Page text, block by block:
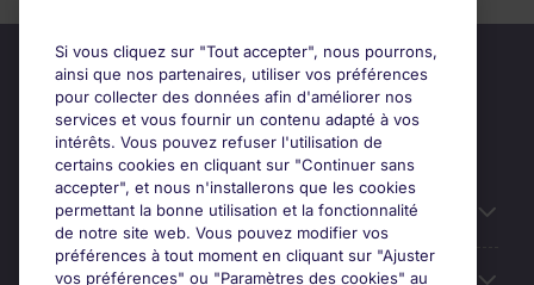
Candidats
Si vous cliquez sur "Tout accepter", nous pourrons,
ainsi que nos partenaires, utiliser vos préférences
pour collecter des données afin d'améliorer nos
services et vous fournir un contenu adapté à vos
intérêts. Vous pouvez refuser l'utilisation de
certains cookies en cliquant sur "Continuer sans
accepter", et nous n'installerons que les cookies
permettant la bonne utilisation et la fonctionnalité
de notre site web. Vous pouvez modifier vos
préférences à tout moment en cliquant sur "Ajuster
vos préférences" ou "Paramètres des cookies" au